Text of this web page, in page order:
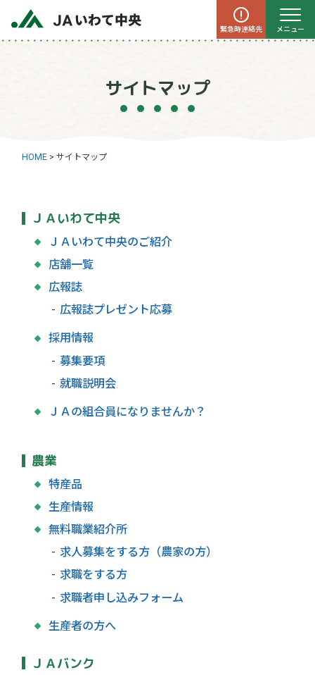
緊急時連絡先 メニュー
サイトマップ
HOME >サイトマップ
ＪＡいわて中央
ＪＡいわて中央のご紹介
店舗一覧
広報誌
広報誌プレゼント応募
採用情報
募集要項
就職説明会
ＪＡの組合員になりませんか？
農業
特産品
生産情報
無料職業紹介所
求人募集をする方（農家の方）
求職をする方
求職者申し込みフォーム
生産者の方へ
ＪＡバンク